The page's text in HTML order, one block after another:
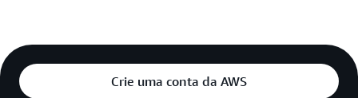
Crie uma conta da AWS